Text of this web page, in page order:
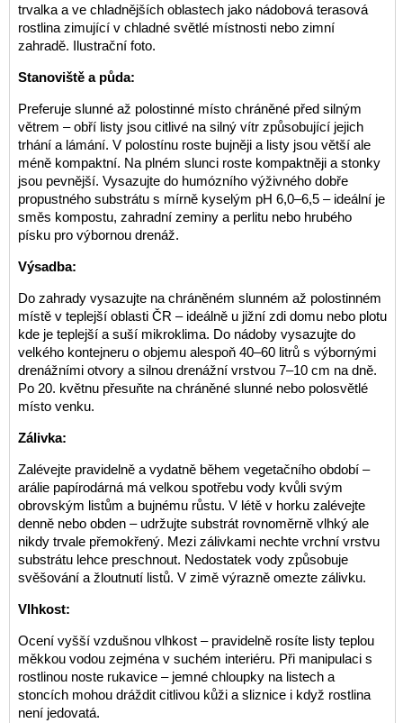
trvalka a ve chladnějších oblastech jako nádobová terasová
rostlina zimující v chladné světlé místnosti nebo zimní
zahradě. Ilustrační foto.
Stanoviště a půda:
Preferuje slunné až polostinné místo chráněné před silným
větrem – obří listy jsou citlivé na silný vítr způsobující jejich
trhání a lámání. V polostínu roste bujněji a listy jsou větší ale
méně kompaktní. Na plném slunci roste kompaktněji a stonky
jsou pevnější. Vysazujte do humózního výživného dobře
propustného substrátu s mírně kyselým pH 6,0–6,5 – ideální je
směs kompostu, zahradní zeminy a perlitu nebo hrubého
písku pro výbornou drenáž.
Výsadba:
Do zahrady vysazujte na chráněném slunném až polostinném
místě v teplejší oblasti ČR – ideálně u jižní zdi domu nebo plotu
kde je teplejší a suší mikroklima. Do nádoby vysazujte do
velkého kontejneru o objemu alespoň 40–60 litrů s výbornými
drenážními otvory a silnou drenážní vrstvou 7–10 cm na dně.
Po 20. květnu přesuňte na chráněné slunné nebo polosvětlé
místo venku.
Zálivka:
Zalévejte pravidelně a vydatně během vegetačního období –
arálie papírodárná má velkou spotřebu vody kvůli svým
obrovským listům a bujnému růstu. V létě v horku zalévejte
denně nebo obden – udržujte substrát rovnoměrně vlhký ale
nikdy trvale přemokřený. Mezi zálivkami nechte vrchní vrstvu
substrátu lehce preschnout. Nedostatek vody způsobuje
svěšování a žloutnutí listů. V zimě výrazně omezte zálivku.
Vlhkost:
Ocení vyšší vzdušnou vlhkost – pravidelně rosíte listy teplou
měkkou vodou zejména v suchém interiéru. Při manipulaci s
rostlinou noste rukavice – jemné chloupky na listech a
stoncích mohou dráždit citlivou kůži a sliznice i když rostlina
není jedovatá.